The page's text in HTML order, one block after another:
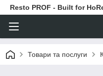
Resto PROF - Built for
Товари та послуги